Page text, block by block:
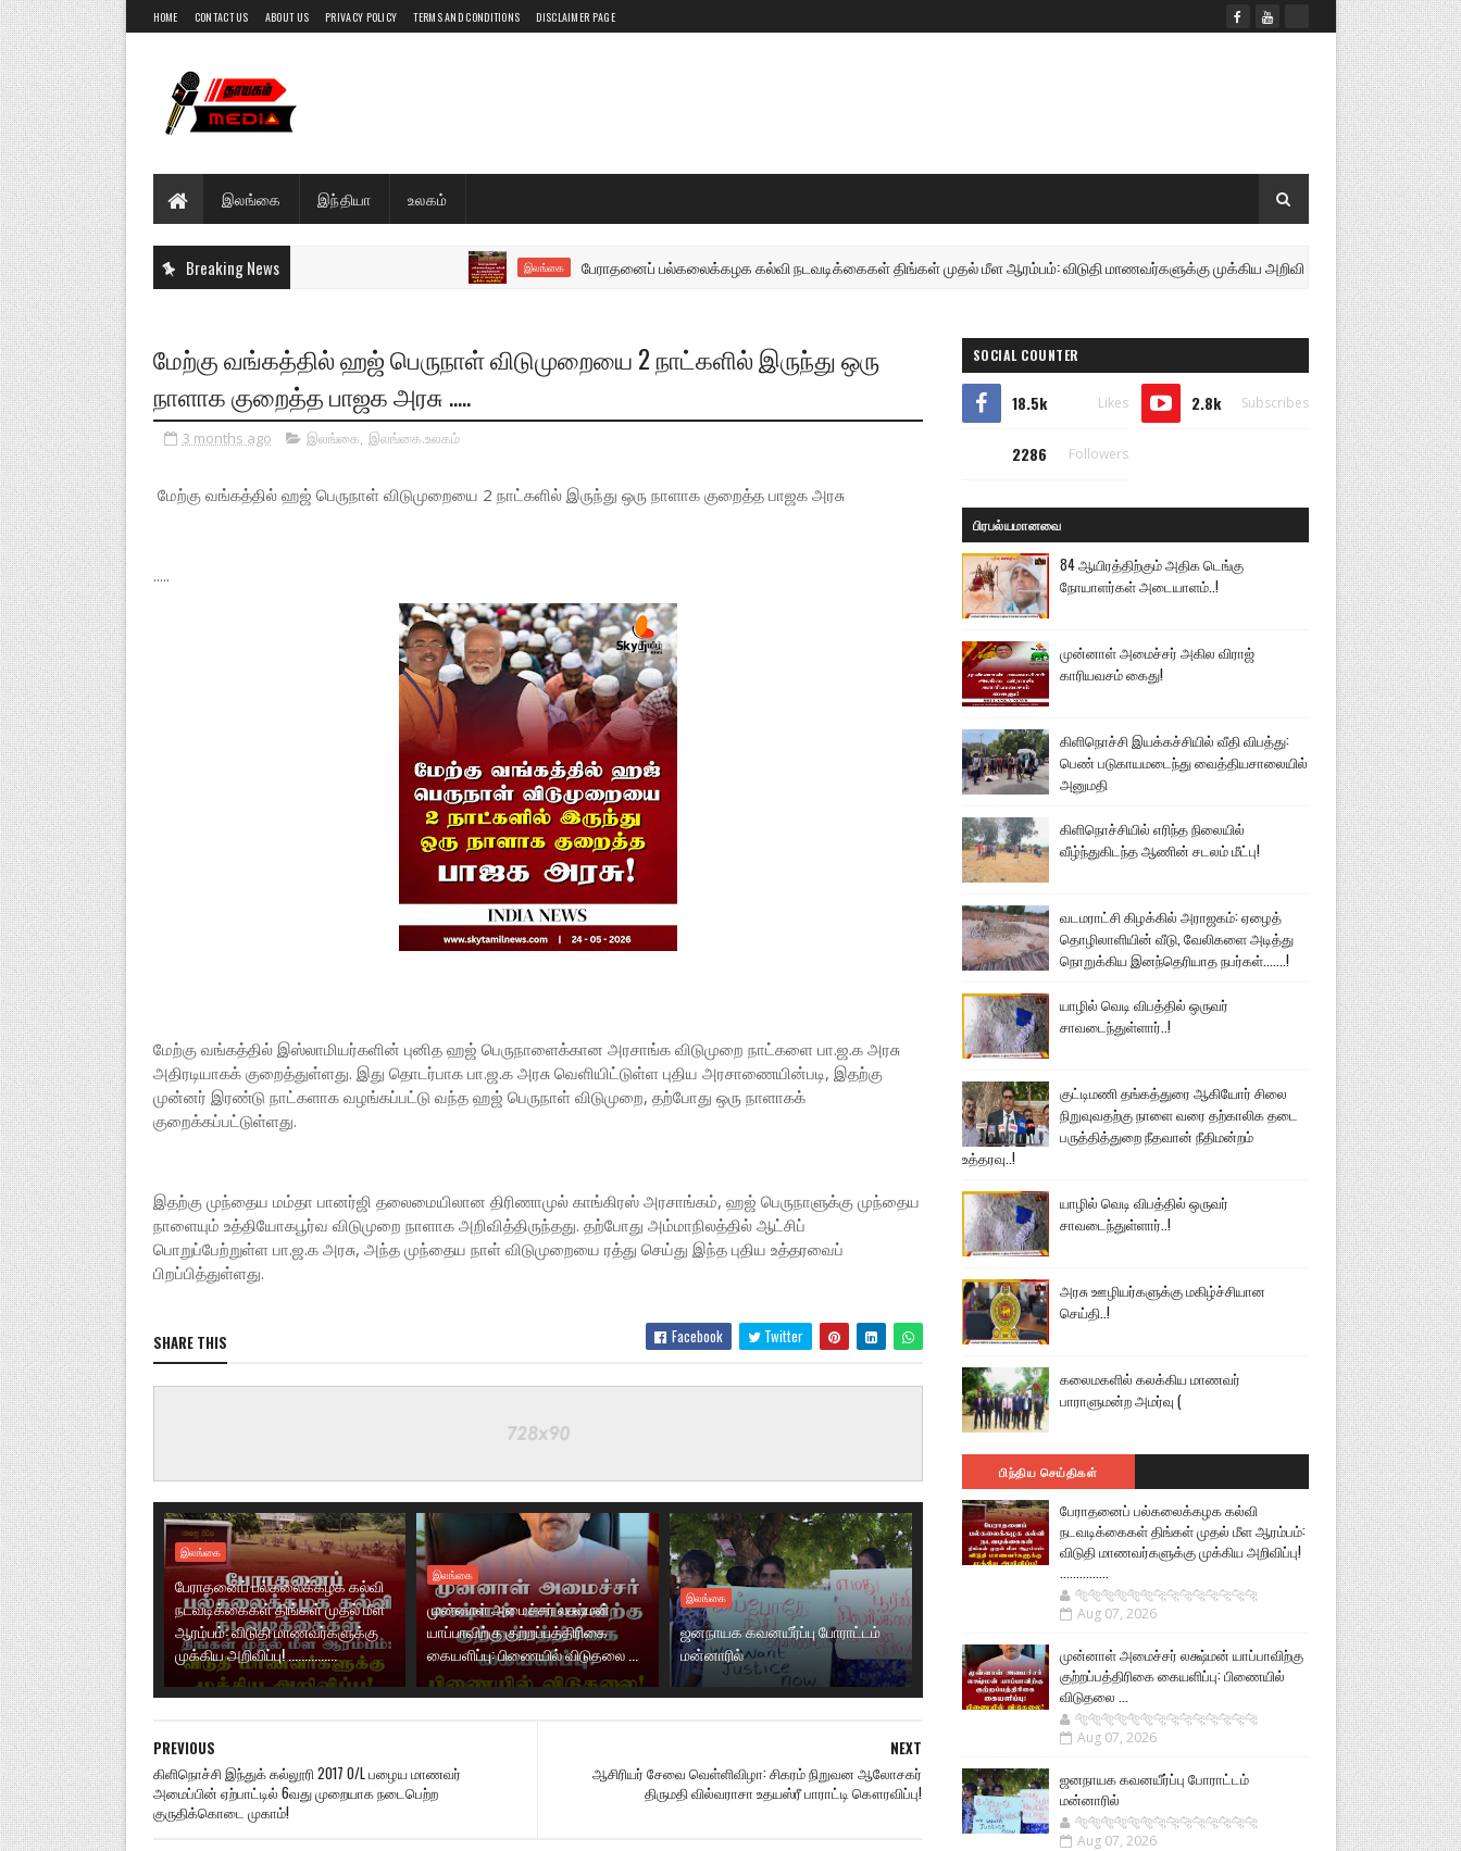
HOME CONTACT US ABOUT US PRIVACY POLICY TERMS AND CONDITIONS DISCLAIMER PAGE
இலங்கை இந்தியா உலகம்
Breaking News இலங்கை பேராதனைப் பல்கலைக்கழக கல்வி நடவடிக்கைகள் திங்கள் முதல் மீள ஆரம்பம்: விடுதி மாணவர்களுக்கு முக்கிய அறிவிப்பு! ............... இலங்கை
மேற்கு வங்கத்தில் ஹஜ் பெருநாள் விடுமுறையை 2 நாட்களில் இருந்து ஒரு
நாளாக குறைத்த பாஜக அரசு .....
3 months ago இலங்கை, இலங்கை.உலகம்
மேற்கு வங்கத்தில் ஹஜ் பெருநாள் விடுமுறையை 2 நாட்களில் இருந்து ஒரு நாளாக குறைத்த பாஜக அரசு
.....
மேற்கு வங்கத்தில் இஸ்லாமியர்களின் புனித ஹஜ் பெருநாளைக்கான அரசாங்க விடுமுறை நாட்களை பா.ஜ.க அரசு
அதிரடியாகக் குறைத்துள்ளது. இது தொடர்பாக பா.ஜ.க அரசு வெளியிட்டுள்ள புதிய அரசாணையின்படி, இதற்கு
முன்னர் இரண்டு நாட்களாக வழங்கப்பட்டு வந்த ஹஜ் பெருநாள் விடுமுறை, தற்போது ஒரு நாளாகக்
குறைக்கப்பட்டுள்ளது.
இதற்கு முந்தைய மம்தா பானர்ஜி தலைமையிலான திரிணாமுல் காங்கிரஸ் அரசாங்கம், ஹஜ் பெருநாளுக்கு முந்தைய
நாளையும் உத்தியோகபூர்வ விடுமுறை நாளாக அறிவித்திருந்தது. தற்போது அம்மாநிலத்தில் ஆட்சிப்
பொறுப்பேற்றுள்ள பா.ஜ.க அரசு, அந்த முந்தைய நாள் விடுமுறையை ரத்து செய்து இந்த புதிய உத்தரவைப்
பிறப்பித்துள்ளது.
SHARE THIS Facebook Twitter
இலங்கை
பேராதனைப் பல்கலைக்கழக கல்வி
நடவடிக்கைகள் திங்கள் முதல் மீள
ஆரம்பம்: விடுதி மாணவர்களுக்கு
முக்கிய அறிவிப்பு! ...............
இலங்கை
முன்னாள் அமைச்சர் லக்ஷ்மன்
யாப்பாவிற்கு குற்றப்பத்திரிகை
கையளிப்பு: பிணையில் விடுதலை ...
இலங்கை
ஜனநாயக கவனயீர்ப்பு போராட்டம்
மன்னாரில்
NEXT
ஆசிரியர் சேவை வெள்ளிவிழா: சிகரம் நிறுவன ஆலோசகர்
திருமதி வில்வராசா உதயஸ்ரீ பாராட்டி கௌரவிப்பு!
PREVIOUS
கிளிநொச்சி இந்துக் கல்லூரி 2017 O/L பழைய மாணவர்
அமைப்பின் ஏற்பாட்டில் 6வது முறையாக நடைபெற்ற
குருதிக்கொடை முகாம்!
SOCIAL COUNTER
18.5k Likes 2.8k Subscribes
2286 Followers
பிரபல்யமானவை
84 ஆயிரத்திற்கும் அதிக டெங்கு
நோயாளர்கள் அடையாளம்..!
முன்னாள் அமைச்சர் அகில விராஜ்
காரியவசம் கைது!
கிளிநொச்சி இயக்கச்சியில் வீதி விபத்து:
பெண் படுகாயமடைந்து வைத்தியசாலையில்
அனுமதி
கிளிநொச்சியில் எரிந்த நிலையில்
வீழ்ந்துகிடந்த ஆணின் சடலம் மீட்பு!
வடமராட்சி கிழக்கில் அராஜகம்: ஏழைத்
தொழிலாளியின் வீடு, வேலிகளை அடித்து
நொறுக்கிய இனந்தெரியாத நபர்கள்.......!
யாழில் வெடி விபத்தில் ஒருவர்
சாவடைந்துள்ளார்..!
குட்டிமணி தங்கத்துரை ஆகியோர் சிலை
நிறுவுவதற்கு நாளை வரை தற்காலிக தடை
பருத்தித்துறை நீதவான் நீதிமன்றம்
உத்தரவு..!
யாழில் வெடி விபத்தில் ஒருவர்
சாவடைந்துள்ளார்..!
அரசு ஊழியர்களுக்கு மகிழ்ச்சியான
செய்தி..!
கலைமகளில் கலக்கிய மாணவர்
பாராளுமன்ற அமர்வு (
பிந்திய செய்திகள்
பேராதனைப் பல்கலைக்கழக கல்வி
நடவடிக்கைகள் திங்கள் முதல் மீள ஆரம்பம்:
விடுதி மாணவர்களுக்கு முக்கிய அறிவிப்பு!
...............
🐅🐅🐅🐅🐅🐅🐆🐆🐆🐆🐆🐆🐆🐆
Aug 07, 2026
முன்னாள் அமைச்சர் லக்ஷ்மன் யாப்பாவிற்கு
குற்றப்பத்திரிகை கையளிப்பு: பிணையில்
விடுதலை ...
🐅🐅🐅🐅🐅🐅🐆🐆🐆🐆🐆🐆🐆🐆
Aug 07, 2026
ஜனநாயக கவனயீர்ப்பு போராட்டம்
மன்னாரில்
🐅🐅🐅🐅🐅🐅🐆🐆🐆🐆🐆🐆🐆🐆
Aug 07, 2026